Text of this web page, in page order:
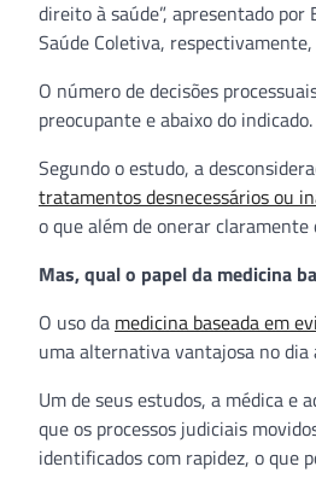
direito à saúde”, apresentado
Saúde Coletiva,
O número de decisões
preocupante e abaixo do indicado.
Segundo o estudo, a
tratamentos desnecessários ou
o que além de onerar
Mas, qual o papel da medicina
O uso da medicina baseada em
uma alternativa vantajosa no dia
Um de seus estudos, a médica e
que os processos judiciais
identificados com rapidez, o que